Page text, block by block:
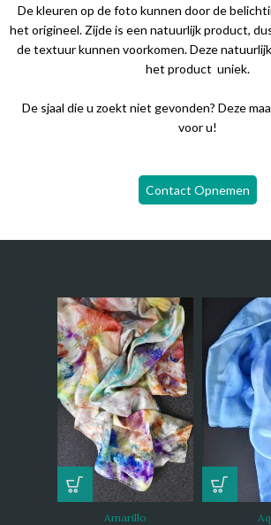
De kleuren op de foto kunnen door de
het origineel. Zijde is een natuurlijk product,
de textuur kunnen voorkomen. Deze
het product uniek.
De sjaal die u zoekt niet gevonden? Deze
voor u!
Contact Opnemen
Amarillo